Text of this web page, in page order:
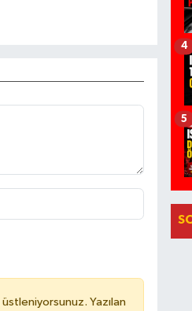
Yazılan
4
5